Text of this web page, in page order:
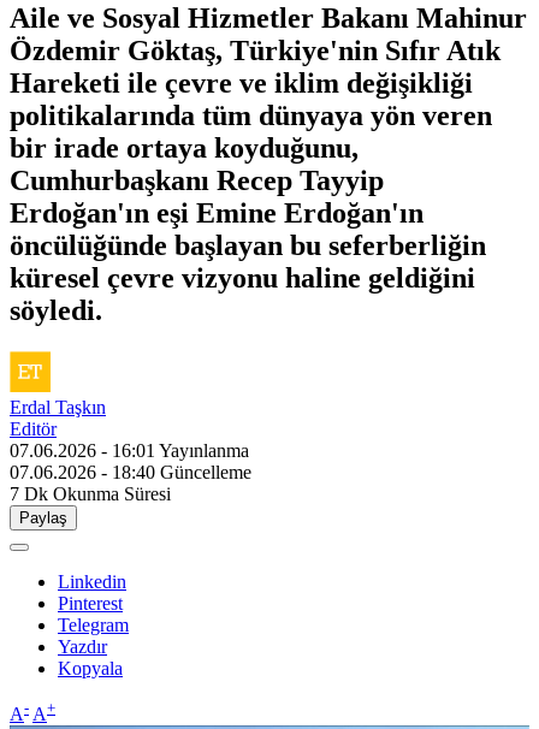
Aile ve Sosyal Hizmetler Bakanı Mahinur
Özdemir Göktaş, Türkiye'nin Sıfır Atık
Hareketi ile çevre ve iklim değişikliği
politikalarında tüm dünyaya yön veren
bir irade ortaya koyduğunu,
Cumhurbaşkanı Recep Tayyip
Erdoğan'ın eşi Emine Erdoğan'ın
öncülüğünde başlayan bu seferberliğin
küresel çevre vizyonu haline geldiğini
söyledi.
Erdal Taşkın
Editör
07.06.2026 - 16:01 Yayınlanma
07.06.2026 - 18:40 Güncelleme
7 Dk Okunma Süresi
Paylaş
Linkedin
Pinterest
Telegram
Yazdır
Kopyala
A- A+